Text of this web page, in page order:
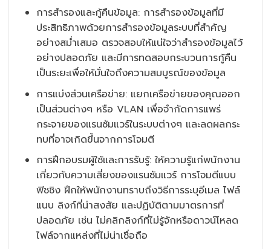
การสำรองและกู้คืนข้อมูล: การสำรองข้อมูลที่มี
ประสิทธิภาพด้วยการสำรองข้อมูลระบบที่สำคัญ
อย่างสม่ำเสมอ ตรวจสอบให้แน่ใจว่าสำรองข้อมูลไว้
อย่างปลอดภัย และมีการทดสอบกระบวนการกู้คืน
เป็นระยะเพื่อให้มั่นใจถึงความสมบูรณ์ของข้อมูล
การแบ่งส่วนเครือข่าย: แยกเครือข่ายของคุณออก
เป็นส่วนต่างๆ หรือ VLAN เพื่อจำกัดการแพร่
กระจายของแรนซัมแวร์ในระบบต่างๆ และลดผลกระ
ทบที่อาจเกิดขึ้นจากการโจมตี
การฝึกอบรมผู้ใช้และการรับรู้: ให้ความรู้แก่พนักงาน
เกี่ยวกับความเสี่ยงของแรนซัมแวร์ การโจมตีแบบ
ฟิชชิง ฝึกให้พนักงานทราบถึงวิธีการระบุอีเมล ไฟล์
แนบ ลิงก์ที่น่าสงสัย และปฏิบัติตามมาตรการที่
ปลอดภัย เช่น ไม่คลิกลิงก์ที่ไม่รู้จักหรือดาวน์โหลด
ไฟล์จากแหล่งที่ไม่น่าเชื่อถือ